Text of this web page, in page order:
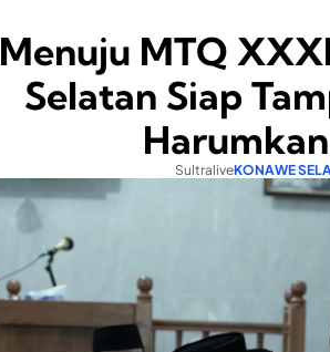
Menuju MTQ
Selatan Siap
SultraliveKONAWE